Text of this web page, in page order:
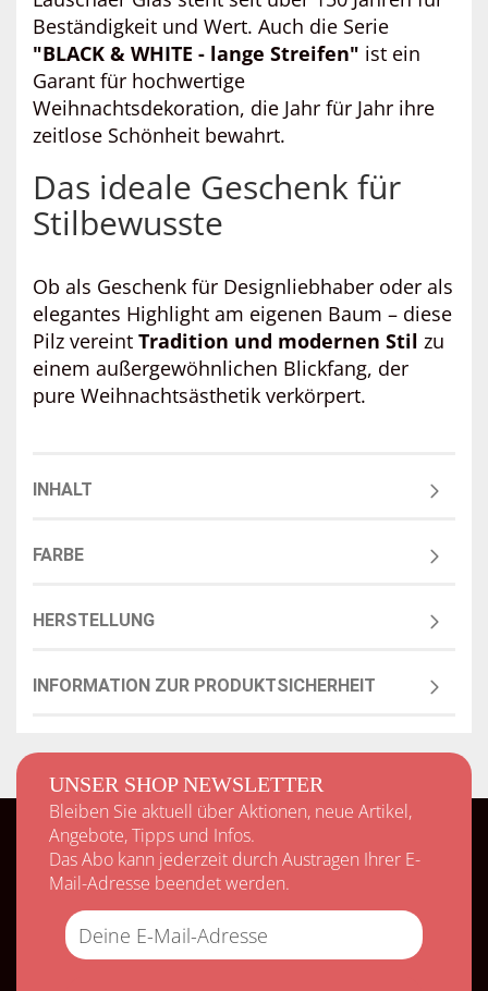
Beständigkeit und Wert. Auch die Serie
"BLACK & WHITE - lange Streifen" ist ein
Garant für hochwertige
Weihnachtsdekoration, die Jahr für Jahr ihre
zeitlose Schönheit bewahrt.
Das ideale Geschenk für
Stilbewusste
Ob als Geschenk für Designliebhaber oder als
elegantes Highlight am eigenen Baum – diese
Pilz vereint Tradition und modernen Stil zu
einem außergewöhnlichen Blickfang, der
pure Weihnachtsästhetik verkörpert.
INHALT
FARBE
HERSTELLUNG
INFORMATION ZUR PRODUKTSICHERHEIT
UNSER SHOP NEWSLETTER
Bleiben Sie aktuell über Aktionen, neue Artikel,
Angebote, Tipps und Infos.
Das Abo kann jederzeit durch Austragen Ihrer E-
Mail-Adresse beendet werden.